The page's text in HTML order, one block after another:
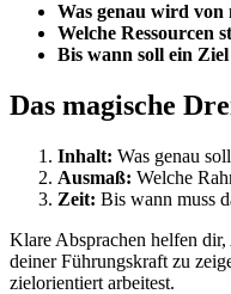
Was genau wird
Welche Ressourcen
Bis wann soll ein
Das magische
Inhalt: Was genau
Ausmaß: Welche
Zeit: Bis wann muss
Klare Absprachen helfen
deiner Führungskraft zu
zielorientiert arbeitest.